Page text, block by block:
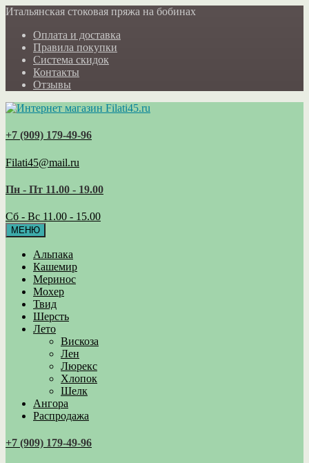
Итальянская стоковая пряжа на бобинах
Оплата и доставка
Правила покупки
Система скидок
Контакты
Отзывы
+7 (909) 179‑49-96
Filati45@mail.ru
Пн - Пт 11.00 - 19.00
Сб - Вс 11.00 - 15.00
МЕНЮ
Альпака
Кашемир
Меринос
Мохер
Твид
Шерсть
Лето
Вискоза
Лен
Люрекс
Хлопок
Шелк
Ангора
Распродажа
+7 (909) 179‑49-96